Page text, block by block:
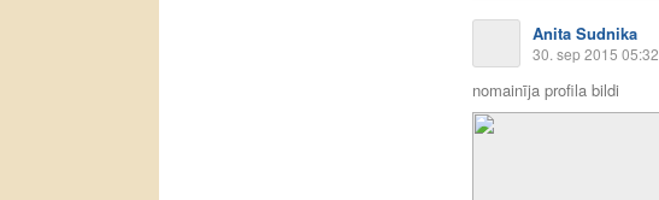
Anita Sudnika
30. sep 2015 05:32
nomainīja profila bildi